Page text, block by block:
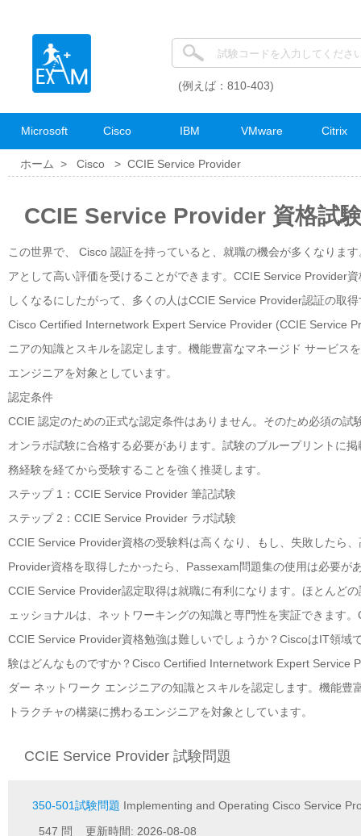
(例えば：810-403)
Microsoft Cisco IBM VMware Citrix
ホーム > Cisco > CCIE Service Provider
CCIE Service Provider 資格試
この世界で、 Cisco 認証を持っていると、就職の機会が多くなりま
アとして高い評価を受けることができます。CCIE Service Provider
しくなるにしたがって、多くの人はCCIE Service Provider認証の取
Cisco Certified Internetwork Expert Service Provider (CCIE Service
ニアの知識とスキルを認定します。機能豊富なマネージド サービス
エンジニアを対象としています。
認定条件
CCIE 認定のための正式な認定条件はありません。そのため必須の
オンラボ試験に合格する必要があります。試験のブループリントに
務経験を経てから受験することを強く推奨します。
ステップ 1：CCIE Service Provider 筆記試験
ステップ 2：CCIE Service Provider ラボ試験
CCIE Service Provider資格の受験料は高くなり、もし、失敗したら
Provider資格を取得したかったら、Passexam問題集の使用は必要が
CCIE Service Provider認定取得は就職に有利になります。ほとんど
ェッショナルは、ネットワーキングの知識と専門性を実証できます
CCIE Service Provider資格勉強は難しいでしょうか？CiscoはIT領
験はどんなものですか？Cisco Certified Internetwork Expert Service
ダー ネットワーク エンジニアの知識とスキルを認定します。機能
トラクチャの構築に携わるエンジニアを対象としています。
CCIE Service Provider 試験問題
350-501試験問題 Implementing and Operating Cisco Service
547 問 更新時間: 2026-08-08